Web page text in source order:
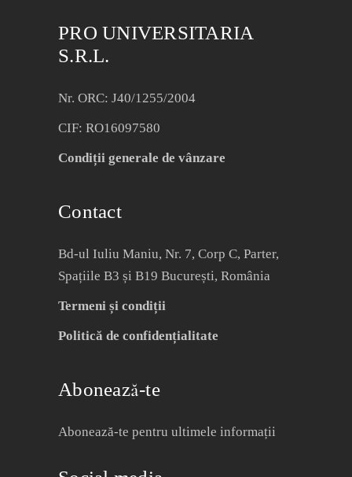
PRO UNIVERSITARIA
S.R.L.
Nr. ORC: J40/1255/2004
CIF: RO16097580
Condiții generale de vânzare
Contact
Bd-ul Iuliu Maniu, Nr. 7, Corp C, Parter,
Spațiile B3 și B19 București, România
Termeni și condiții
Politică de confidențialitate
Abonează-te
Abonează-te pentru ultimele informații